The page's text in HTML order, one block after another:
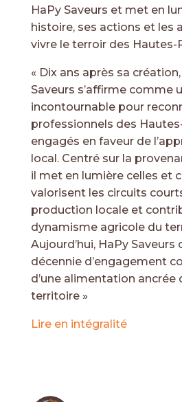
ESPACE
HaPy Saveurs et met en
histoire, ses actions et les
vivre le terroir des Hautes-
« Dix ans après sa
Saveurs s’affirme comme
incontournable pour
professionnels des
engagés en faveur de
local. Centré sur la
il met en lumière celles et
valorisent les circuits
production locale et
dynamisme agricole du
Aujourd’hui, HaPy Saveurs
décennie d’engagement
d’une alimentation ancrée
territoire »
Lire en intégralité